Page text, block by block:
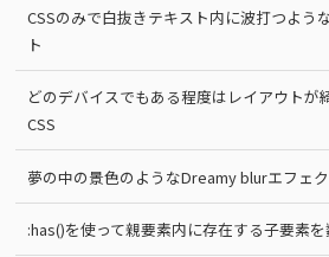
CSSのみで白抜きテキスト内に波打つよう
ト
どのデバイスでもある程度はレイアウトが
CSS
夢の中の景色のようなDreamy blurエフェ
:has()を使って親要素内に存在する子要素